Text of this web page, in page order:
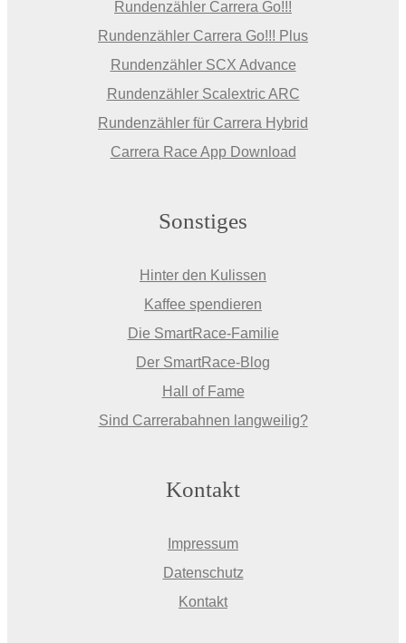
Rundenzähler Carrera Go!!!
Rundenzähler Carrera Go!!! Plus
Rundenzähler SCX Advance
Rundenzähler Scalextric ARC
Rundenzähler für Carrera Hybrid
Carrera Race App Download
Sonstiges
Hinter den Kulissen
Kaffee spendieren
Die SmartRace-Familie
Der SmartRace-Blog
Hall of Fame
Sind Carrerabahnen langweilig?
Kontakt
Impressum
Datenschutz
Kontakt